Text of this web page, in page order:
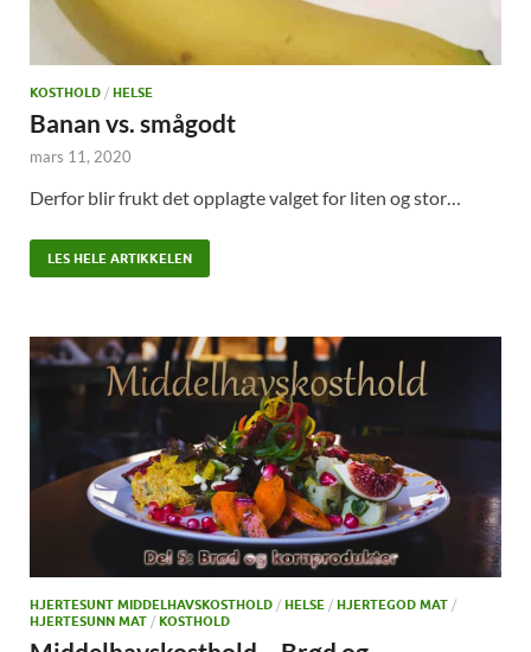
KOSTHOLD / HELSE
Banan vs. smågodt
mars 11, 2020
Derfor blir frukt det opplagte valget for liten og stor…
LES HELE ARTIKKELEN
HJERTESUNT MIDDELHAVSKOSTHOLD / HELSE / HJERTEGOD MAT /
HJERTESUNN MAT / KOSTHOLD